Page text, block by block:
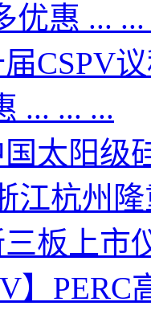
优惠 ... ...
CSPV
... ... ...
太阳级
江杭州
板上市
】